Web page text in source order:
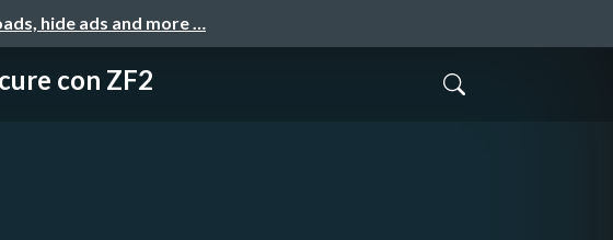
hide ads and more …
con ZF2